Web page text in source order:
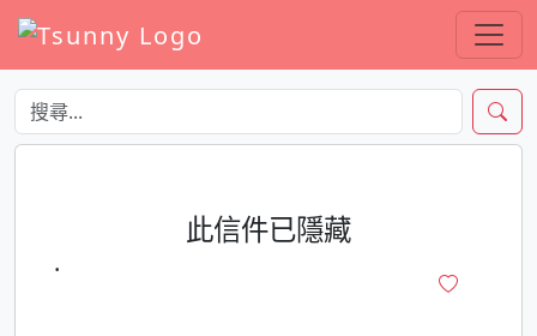
此信件已隱藏
·